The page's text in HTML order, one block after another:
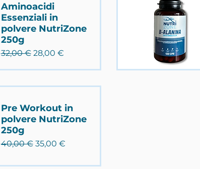
Aminoacidi
Essenziali in
polvere NutriZone
250g
Prezzo regolare
32,00 € Prezzo scontato
28,00 €
Pre Workout in
polvere NutriZone
250g
Prezzo regolare
40,00 € Prezzo scontato
35,00 €